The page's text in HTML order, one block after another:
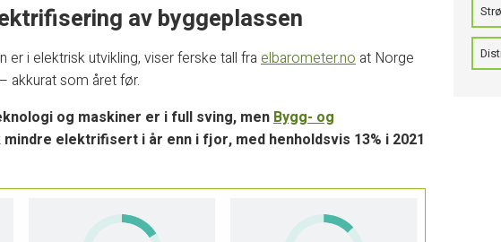
av byggeplassen
er i elektrisk utvikling, viser ferske tall fra elbarometer.no at Norge
akkurat som året før.
og maskiner er i full sving, menBygg- og
elektrifisert i år enn i fjor, med henholdsvis 13% i 2021